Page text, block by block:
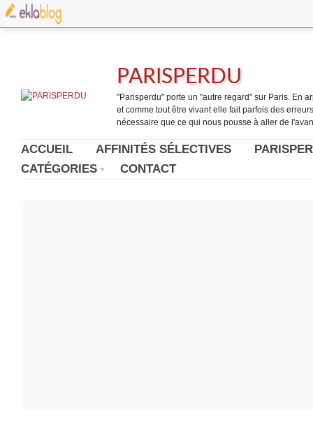
PARISPERDU
"Parisperdu" porte un "autre regard" sur Paris. En
et comme tout être vivant elle fait parfois des
nécessaire que ce qui nous pousse à aller de
ACCUEIL AFFINITÉS SÉLECTIVES
CATÉGORIES
CONTACT